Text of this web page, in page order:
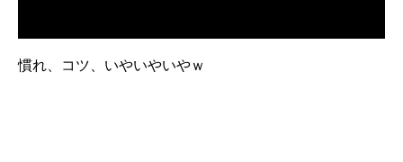
慣れ、コツ、いやいやいやｗ